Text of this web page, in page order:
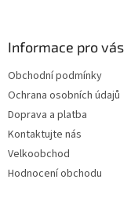
Informace pro vás
Obchodní podmínky
Ochrana osobních údajů
Doprava a platba
Kontaktujte nás
Velkoobchod
Hodnocení obchodu